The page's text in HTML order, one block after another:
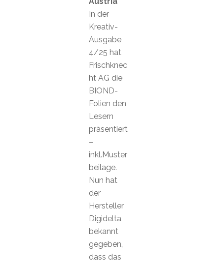
In der
Kreativ-
Ausgabe
4/25 hat
Frischknec
ht AG die
BIOND-
Folien den
Lesern
präsentiert
–
inkl.Muster
beilage.
Nun hat
der
Hersteller
Digidelta
bekannt
gegeben,
dass das